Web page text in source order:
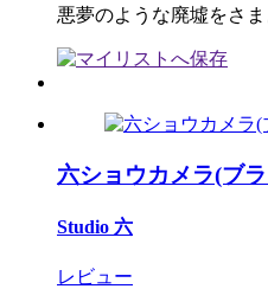
悪夢のような廃墟をさ
六ショウカメラ(ブ
Studio 六
レビュー